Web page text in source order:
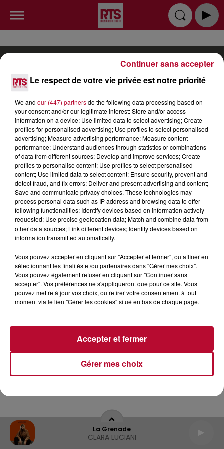
La Grenade
CLARA LUCIANI
RADIO INFOS PODCAST
TOP INDÉ CKOI CE TITRE ? SORTIR
JEUX PUBLICITÉ CONTACT
Gestion des cookies Mentions Légales (CGU)
Plan du site
Le respect de votre vie privée est notre priorité
We and our (447) partnersdo the following data processing based on
your consent and/or our legitimate interest: Store and/or access
information on a device; Use limited data to select advertising; Create
profiles for personalised advertising; Use profiles to select personalised
advertising; Measure advertising performance; Measure content
performance; Understand audiences through statistics or combinations
of data from different sources; Develop and improve services; Create
profiles to personalise content; Use profiles to select personalised
content; Use limited data to select content; Ensure security, prevent and
detect fraud, and fix errors; Deliver and present advertising and content;
Save and communicate privacy choices. These technologies may
process personal data such as IP address and browsing data to offer
following functionalities: Identify devices based on information actively
requested; Use precise geolocation data; Match and combine data from
other data sources; Link different devices; Identify devices based on
information transmitted automatically.
Vous pouvez accepter en cliquant sur "Accepter et fermer", ou affiner en
sélectionnant les finalités et/ou partenaires dans "Gérer mes choix".
Vous pouvez également refuser en cliquant sur "Continuer sans
accepter". Vos préférences ne s'appliqueront que pour ce site. Vous
pouvez mettre à jour vos choix, ou retirer votre consentement à tout
moment via le lien "Gérer les cookies" situé en bas de chaque page.
Gérer mes choix
Accepter et fermer
Continuer sans accepter